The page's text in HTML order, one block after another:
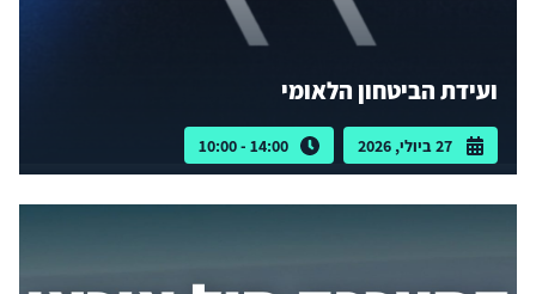
ועידת הביטחון הלאומי
27 ביולי, 2026 14:00 - 10:00